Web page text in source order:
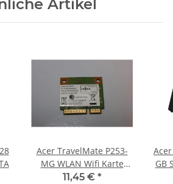
Artikel
Acer TravelMate P253-
MG WLAN Wifi Karte
Card QCWB335 #3219
11,45 € *
GB